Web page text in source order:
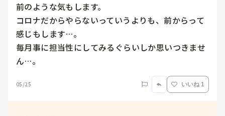
前のような気もします。
コロナだからやらないっていうよりも、前からって
感じもします…。
毎月事に担当性にしてみるぐらいしか思いつきませ
ん…。
05/25 いいね 1